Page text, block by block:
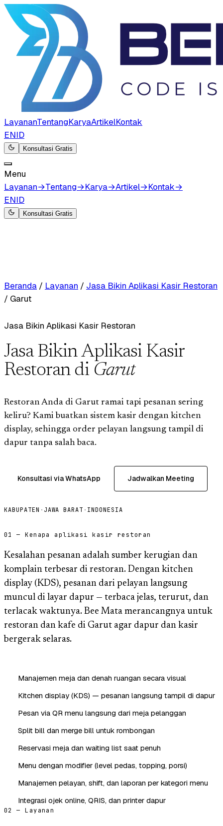
LayananTentangKaryaArtikelKontak
ENID
Konsultasi Gratis
Menu
Layanan→Tentang→Karya→Artikel→Kontak→
ENID
Konsultasi Gratis
Beranda / Layanan / Jasa Bikin Aplikasi Kasir Restoran
/ Garut
Jasa Bikin Aplikasi Kasir Restoran
Jasa Bikin Aplikasi Kasir
Restoran di Garut
Restoran Anda di Garut ramai tapi pesanan sering
keliru? Kami buatkan sistem kasir dengan kitchen
display, sehingga order pelayan langsung tampil di
dapur tanpa salah baca.
Konsultasi via WhatsApp Jadwalkan Meeting
KABUPATEN · JAWA BARAT · INDONESIA
01 — Kenapa aplikasi kasir restoran
Kesalahan pesanan adalah sumber kerugian dan
komplain terbesar di restoran. Dengan kitchen
display (KDS), pesanan dari pelayan langsung
muncul di layar dapur — terbaca jelas, terurut, dan
terlacak waktunya. Bee Mata merancangnya untuk
restoran dan kafe di Garut agar dapur dan kasir
bergerak selaras.
Manajemen meja dan denah ruangan secara visual
Kitchen display (KDS) — pesanan langsung tampil di dapur
Pesan via QR menu langsung dari meja pelanggan
Split bill dan merge bill untuk rombongan
Reservasi meja dan waiting list saat penuh
Menu dengan modifier (level pedas, topping, porsi)
Manajemen pelayan, shift, dan laporan per kategori menu
Integrasi ojek online, QRIS, dan printer dapur
02 — Layanan